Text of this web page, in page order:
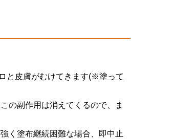
と皮膚がむけてきます(※塗って
の副作用は消えてくるので、ま
く塗布継続困難な場合、即中止